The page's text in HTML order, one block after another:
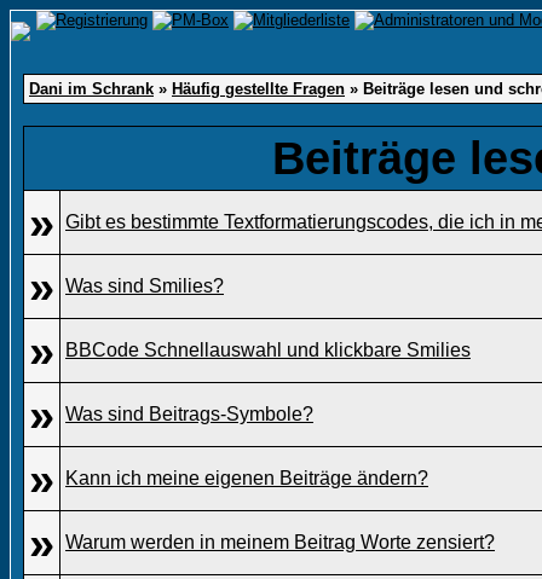
Dani im Schrank » Häufig gestellte Fragen » Beiträge lesen und
Beiträge
» Gibt es bestimmte Textformatierungscodes, die ich in
» Was sind Smilies?
» BBCode Schnellauswahl und klickbare Smilies
» Was sind Beitrags-Symbole?
» Kann ich meine eigenen Beiträge ändern?
» Warum werden in meinem Beitrag Worte zensiert?